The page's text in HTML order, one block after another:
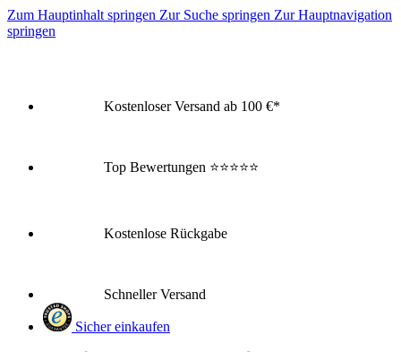
Zum Hauptinhalt springen Zur Suche springen Zur Hauptnavigation
springen
Kostenloser Versand ab 100 €*
Top Bewertungen ⭐⭐⭐⭐⭐
Kostenlose Rückgabe
Schneller Versand
Sicher einkaufen